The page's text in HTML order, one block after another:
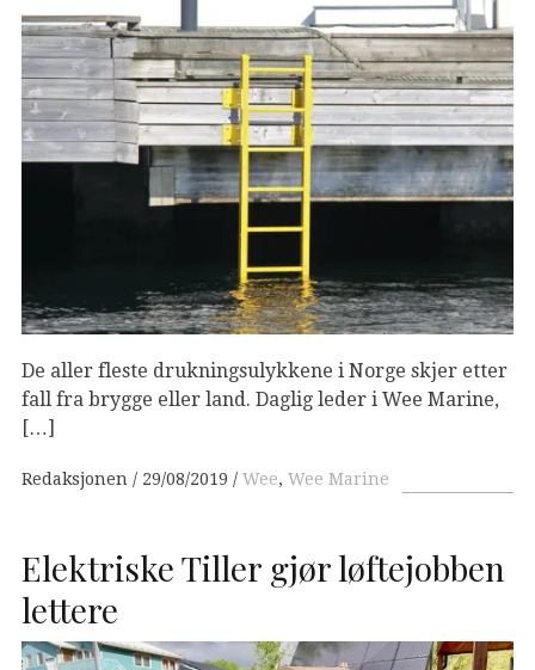
De aller fleste drukningsulykkene i Norge skjer etter
fall fra brygge eller land. Daglig leder i Wee Marine,
[…]
Redaksjonen 29/08/2019 Wee, Wee Marine
Elektriske Tiller gjør løftejobben
lettere